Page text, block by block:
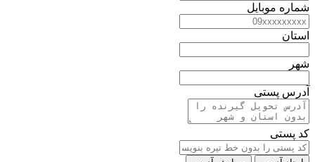
شماره موبایل
استان
شهر
آدرس پستی
کد پستی